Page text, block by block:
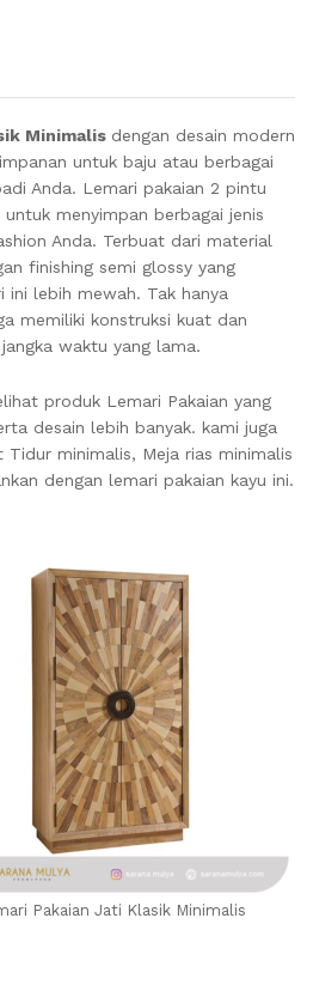
Minimalis dengan desain modern
untuk baju atau berbagai
Anda. Lemari pakaian 2 pintu
menyimpan berbagai jenis
Anda. Terbuat dari material
finishing semi glossy yang
lebih mewah. Tak hanya
memiliki konstruksi kuat dan
waktu yang lama.
produk Lemari Pakaian yang
desain lebih banyak. kami juga
minimalis, Meja rias minimalis
dengan lemari pakaian kayu ini.
Pakaian Jati Klasik Minimalis